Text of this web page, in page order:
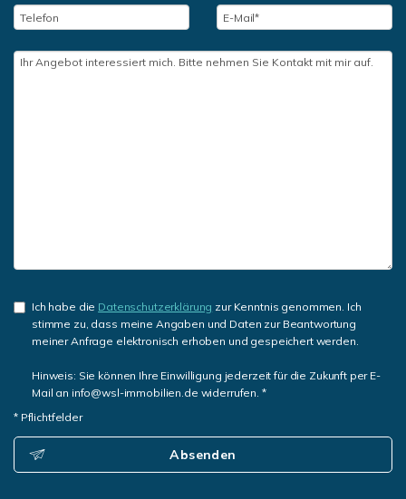
Ich habe die Datenschutzerklärung zur Kenntnis genommen. Ich
stimme zu, dass meine Angaben und Daten zur Beantwortung
meiner Anfrage elektronisch erhoben und gespeichert werden.
Hinweis: Sie können Ihre Einwilligung jederzeit für die Zukunft per E-
Mail an info@wsl-immobilien.de widerrufen. *
* Pflichtfelder
Absenden